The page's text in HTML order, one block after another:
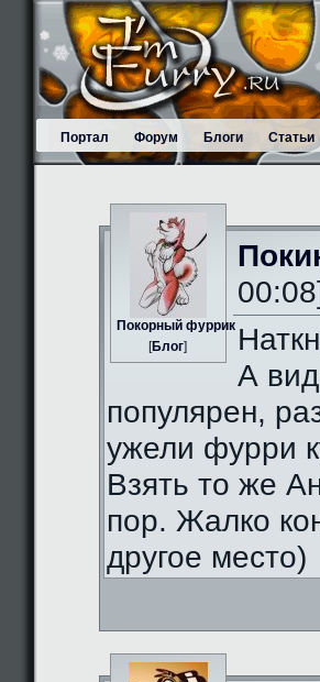
Портал Форум Блоги Статьи
Пoкорный фуррик
[Блог]
А
популярен,
ужели фурри
Взять то же
пор. Жалко
другое место)